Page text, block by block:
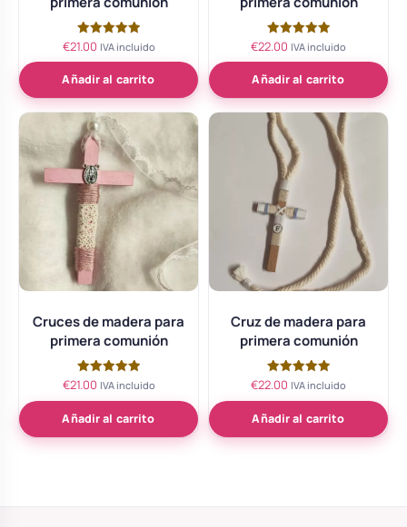
Valorado
de 5
€21.00 IVA incluido
Añadir al carrito
Valorado
de 5
€22.00 IVA incluido
Añadir al carrito
Cruces de madera para
primera comunión
Valorado
5.00
de 5
€21.00 IVA incluido
Añadir al carrito
Cruz de madera para
primera comunión
Valorado
5.00
de 5
€22.00 IVA incluido
Añadir al carrito